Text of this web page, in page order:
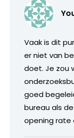
Vaak is dit
er niet van
doet. Je zou
goed
bureau als
opening rate